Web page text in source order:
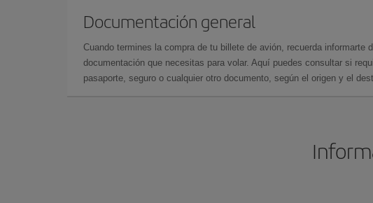
Documentación general
Cuando termines la compra de tu billete de avión, recuerda informarte
documentación que necesitas para volar. Aquí puedes consultar si
pasaporte, seguro o cualquier otro documento, según el origen y el